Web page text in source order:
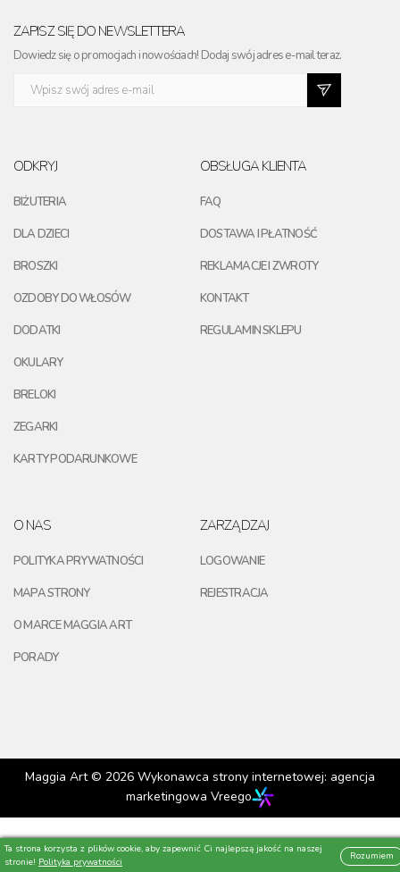
ZAPISZ SIĘ DO NEWSLETTERA
Dowiedz się o promocjach i nowościach! Dodaj swój adres e-mail teraz.
ODKRYJ
BIŻUTERIA
DLA DZIECI
BROSZKI
OZDOBY DO WŁOSÓW
DODATKI
OKULARY
BRELOKI
ZEGARKI
KARTY PODARUNKOWE
OBSŁUGA KLIENTA
FAQ
DOSTAWA I PŁATNOŚĆ
REKLAMACJE I ZWROTY
KONTAKT
REGULAMIN SKLEPU
O NAS
POLITYKA PRYWATNOŚCI
MAPA STRONY
O MARCE MAGGIA ART
PORADY
ZARZĄDZAJ
LOGOWANIE
REJESTRACJA
Maggia Art © 2026 Wykonawca strony internetowej: agencja
marketingowa Vreego
Ta strona korzysta z plików cookie, aby zapewnić Ci najlepszą jakość na naszej
stronie! Polityka prywatności
Rozumiem